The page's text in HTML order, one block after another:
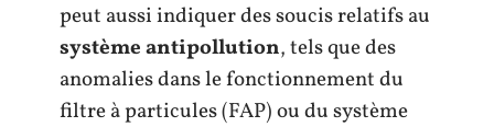
peut aussi indiquer des soucis relatifs au
système antipollution, tels que des
anomalies dans le fonctionnement du
filtre à particules (FAP) ou du système